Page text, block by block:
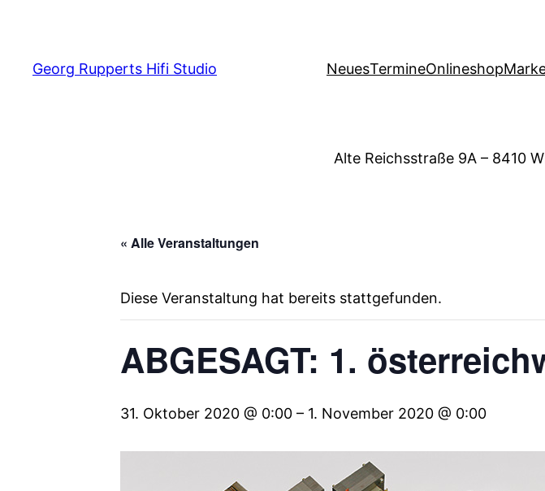
Georg Rupperts Hifi Studio NeuesTermineOnlineshop
Alte Reichsstraße 9A – 8410
« Alle Veranstaltungen
Diese Veranstaltung hat bereits stattgefunden.
ABGESAGT: 1.
31. Oktober 2020 @ 0:00 – 1. November 2020 @ 0:00